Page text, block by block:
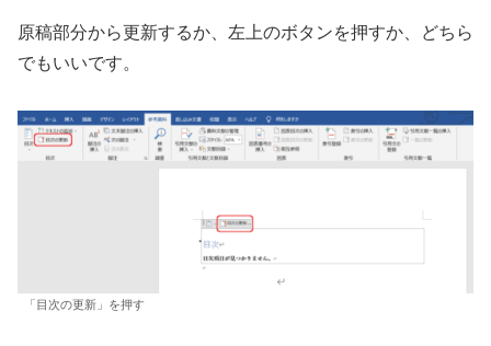
原稿部分から更新するか、左上のボタンを押すか、どちら
でもいいです。
「目次の更新」を押す